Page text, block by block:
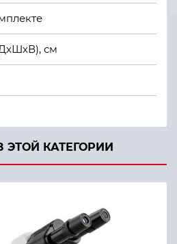
см
ЭТОЙ КАТЕГОРИИ